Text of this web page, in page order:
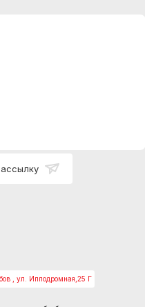
, ул. Ипподромная,25 Г